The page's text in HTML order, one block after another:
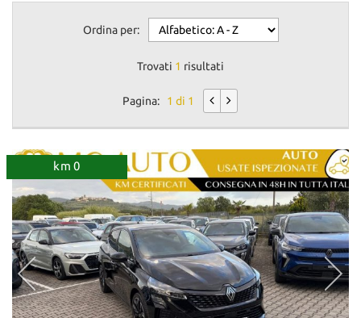
Ordina per:
Trovati 1 risultati
Pagina: 1 di 1
km 0